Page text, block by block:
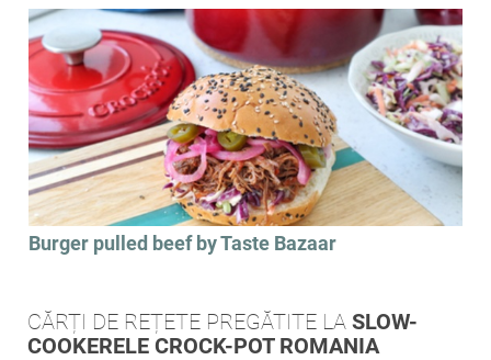
Burger pulled beef by Taste Bazaar
CĂRȚI DE REȚETE PREGĂTITE LASLOW-
COOKERELE CROCK-POT ROMANIA